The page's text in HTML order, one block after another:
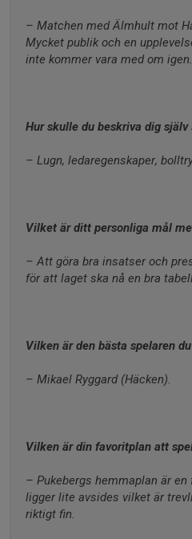
– Matchen med Älmhult mot
Mycket publik och en
inte kommer vara med om igen.
Hur skulle du beskriva dig
– Lugn, ledaregenskaper,
Vilket är ditt personliga mål
– Att göra bra insatser och
för att laget ska nå en bra
Vilken är den bästa spelaren
– Mikael Ryggard (Häcken).
Vilken är din favoritplan att
– Pukebergs hemmaplan är
ligger lite avsides vilket är
riktigt fin.